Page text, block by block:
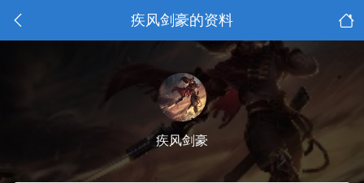
疾风剑豪的资料
疾风剑豪